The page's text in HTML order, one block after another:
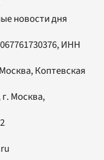
новости дня
ИНН
Коптевская
г. Москва,